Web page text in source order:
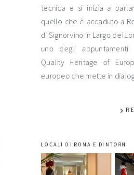
tecnica e si inizia a
quello che è accaduto a
di Signorvino in Largo dei
uno degli appuntamenti
Quality Heritage of
europeo che mette in
LOCALI DI ROMA E DINTORNI